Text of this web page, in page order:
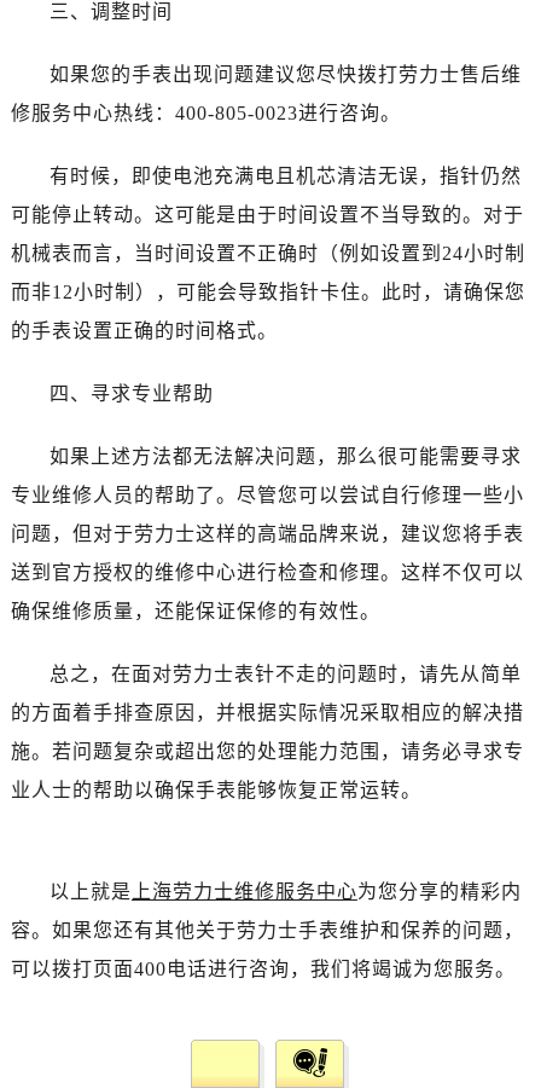
三、调整时间
如果您的手表出现问题建议您尽快拨打劳力士售后维
修服务中心热线：400-805-0023进行咨询。
有时候，即使电池充满电且机芯清洁无误，指针仍然
可能停止转动。这可能是由于时间设置不当导致的。对于
机械表而言，当时间设置不正确时（例如设置到24小时制
而非12小时制），可能会导致指针卡住。此时，请确保您
的手表设置正确的时间格式。
四、寻求专业帮助
如果上述方法都无法解决问题，那么很可能需要寻求
专业维修人员的帮助了。尽管您可以尝试自行修理一些小
问题，但对于劳力士这样的高端品牌来说，建议您将手表
送到官方授权的维修中心进行检查和修理。这样不仅可以
确保维修质量，还能保证保修的有效性。
总之，在面对劳力士表针不走的问题时，请先从简单
的方面着手排查原因，并根据实际情况采取相应的解决措
施。若问题复杂或超出您的处理能力范围，请务必寻求专
业人士的帮助以确保手表能够恢复正常运转。
以上就是 上海劳力士维修服务中心为您分享的精彩内
容。如果您还有其他关于劳力士手表维护和保养的问题，
可以拨打页面400电话进行咨询，我们将竭诚为您服务。